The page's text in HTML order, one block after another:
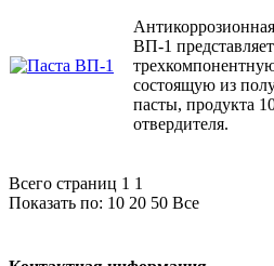
ВП-1
состоящую из
пасты, продукта
отвердителя.
Всего страниц 1 1
Показать по: 10 20 50 Все